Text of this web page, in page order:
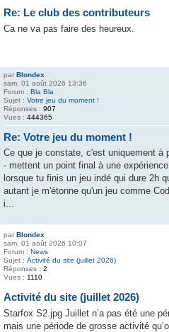
Re: Le club des contributeurs
Ca ne va pas faire des heureux.
par Blondex
sam. 01 août 2026 13:36
Forum : Bla Bla
Sujet : Votre jeu du moment !
Réponses : 907
Vues : 444365
Re: Votre jeu du moment !
Ce que je constate, c'est uniquement à
- mettent un point final à une
lorsque tu finis un jeu indé qui dure 2h
autant je m'étonne qu'un jeu comme
i...
par Blondex
sam. 01 août 2026 10:07
Forum : News
Sujet : Activité du site (juillet 2026)
Réponses : 2
Vues : 1110
Activité du site (juillet 2026)
Starfox S2.jpg Juillet n’a pas été une
mais une période de grosse activité